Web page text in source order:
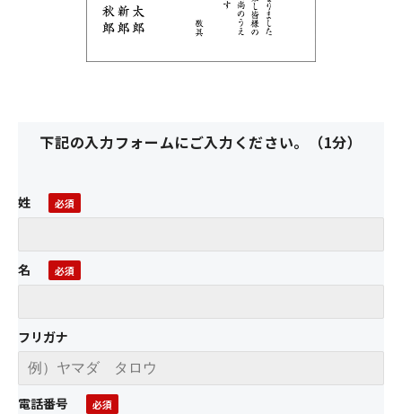
下記の入力フォームにご入力ください。（1分）
姓
名
フリガナ
電話番号